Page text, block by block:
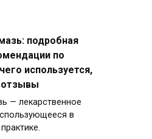
подробная
по
используется,
отзывы
— лекарственное
в